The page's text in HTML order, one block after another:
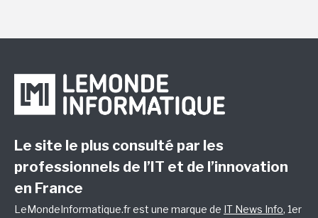
Le site le plus consulté par les
professionnels de l’IT et de l’innovation
en France
LeMondeInformatique.fr est une marque de IT News Info, 1er